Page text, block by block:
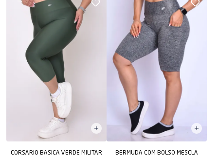
CORSARIO BASICA VERDE MILITAR
BERMUDA COM BOLSO MESCLA